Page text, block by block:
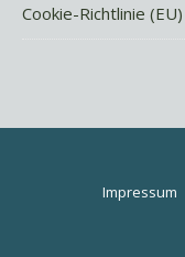
Cookie-Richtlinie (EU)
Impressum